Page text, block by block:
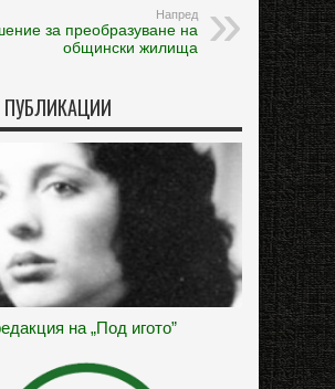
Напред
за преобразуване на
общински жилища
на „Под игото”